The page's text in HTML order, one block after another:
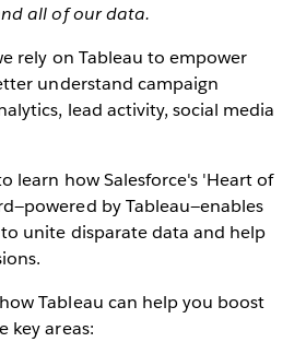
all of our data.
rely on Tableau to empower
understand campaign
lead activity, social media
learn how Salesforce's 'Heart of
by Tableau—enables
unite disparate data and help
Tableau can help you boost
key areas: